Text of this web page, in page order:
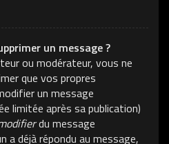
un message ?
ou modérateur, vous ne
que vos propres
un message
limitée après sa publication)
du message
a déjà répondu au message,